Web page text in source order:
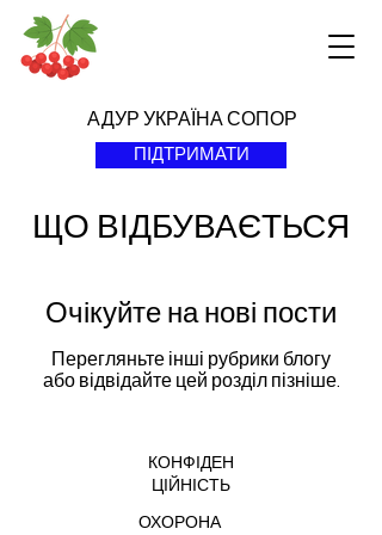
АДУР УКРАЇНА СОПОР
ПІДТРИМАТИ
ЩО ВІДБУВАЄТЬСЯ
Очікуйте на нові пости
Перегляньте інші рубрики блогу
або відвідайте цей розділ пізніше.
КОНФІДЕН
ЦІЙНІСТЬ
ОХОРОНА